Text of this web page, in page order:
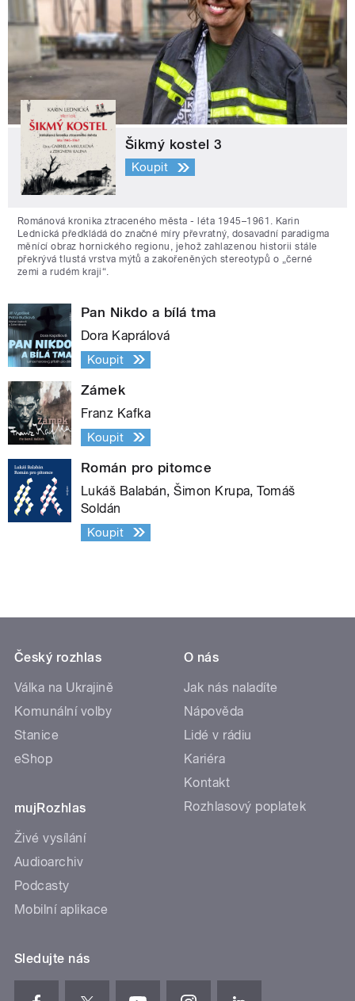
Šikmý kostel 3
Koupit
Románová kronika ztraceného města - léta 1945–1961. Karin
Lednická předkládá do značné míry převratný, dosavadní paradigma
měnící obraz hornického regionu, jehož zahlazenou historii stále
překrývá tlustá vrstva mýtů a zakořeněných stereotypů o „černé
zemi a rudém kraji“.
Pan Nikdo a bílá tma
Dora Kaprálová
Koupit
Zámek
Franz Kafka
Koupit
Román pro pitomce
Lukáš Balabán, Šimon Krupa, Tomáš
Soldán
Koupit
Český rozhlas
Válka na Ukrajině
Komunální volby
Stanice
eShop
mujRozhlas
Živé vysílání
Audioarchiv
Podcasty
Mobilní aplikace
O nás
Jak nás naladíte
Nápověda
Lidé v rádiu
Kariéra
Kontakt
Rozhlasový poplatek
Sledujte nás